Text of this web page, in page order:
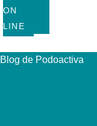
ON
LINE
Blog de Podoactiva